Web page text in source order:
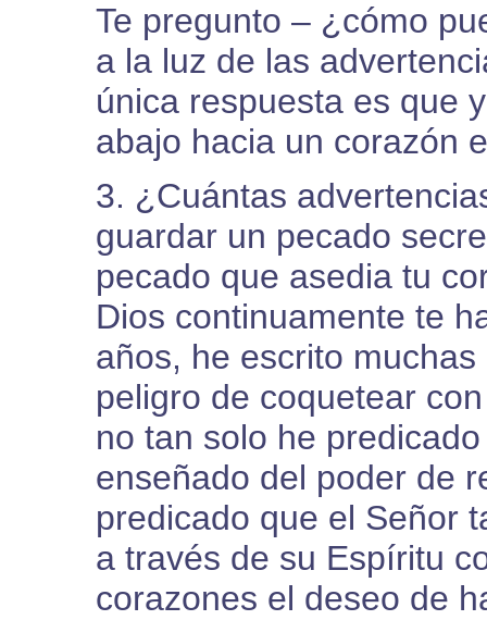
Te pregunto – ¿cómo
a la luz de las
única respuesta es que
abajo hacia un corazón
3. ¿Cuántas
guardar un pecado
pecado que asedia tu
Dios continuamente te
años, he escrito
peligro de coquetear
no tan solo he
enseñado del poder de
predicado que el Señor
a través de su Espíritu
corazones el deseo de